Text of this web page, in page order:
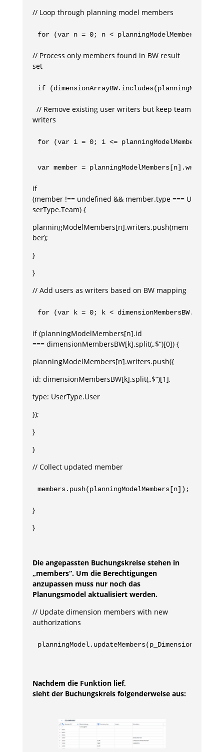
// Loop through planning model members
for (var n = 0; n <
// Process only members found in BW result
set
if
// Remove existing user writers but keep team
writers
for (var i = 0; i <=
var member =
if
(member !== undefined && member.type === U
serType.Team) {
planningModelMembers[n].writers.push(mem
ber);
}
}
// Add users as writers based on BW mapping
for (var k = 0; k <
if (planningModelMembers[n].id
=== dimensionMembersBW[k].split(„$“)[0]) {
planningModelMembers[n].writers.push({
id: dimensionMembersBW[k].split(„$“)[1],
type: UserType.User
});
}
}
// Collect updated member
members.push(planningModelMembers[n]);
}
}
Die angepassten Buchungskreise stehen in
„members“. Um die Berechtigungen
anzupassen muss nur noch das
Planungsmodel aktualisiert werden.
// Update dimension members with new
authorizations
planningModel.updateMembers(p_Dimension,
Nachdem die Funktion lief,
sieht der Buchungskreis folgenderweise aus: